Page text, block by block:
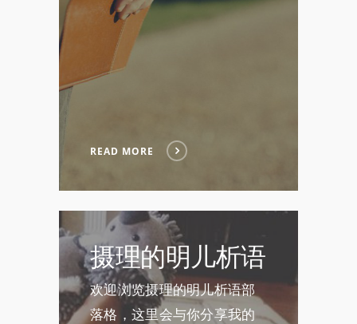
READ MORE
摄理的明儿析语
欢迎浏览摄理的明儿析语部
落格，这里会与你分享我的